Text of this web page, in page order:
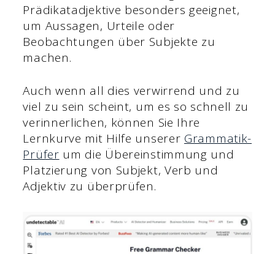
Prädikatadjektive besonders geeignet,
um Aussagen, Urteile oder
Beobachtungen über Subjekte zu
machen.
Auch wenn all dies verwirrend und zu
viel zu sein scheint, um es so schnell zu
verinnerlichen, können Sie Ihre
Lernkurve mit Hilfe unserer Grammatik-
Prüfer um die Übereinstimmung und
Platzierung von Subjekt, Verb und
Adjektiv zu überprüfen.